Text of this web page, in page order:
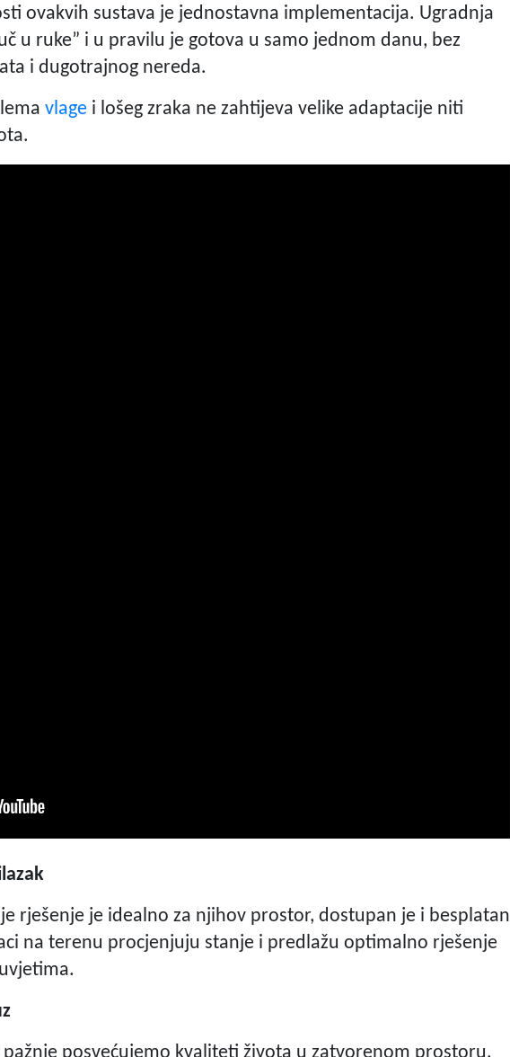
ovakvih sustava je jednostavna implementacija. Ugradnja
u ruke” i u pravilu je gotova u samo jednom danu, bez
i dugotrajnog nereda.
vlage i lošeg zraka ne zahtijeva velike adaptacije niti
rješenje je idealno za njihov prostor, dostupan je i besplatan
na terenu procjenjuju stanje i predlažu optimalno rješenje